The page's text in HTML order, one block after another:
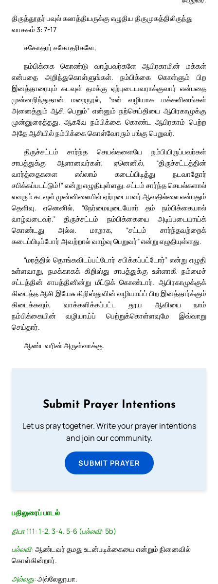
திருத்தூதர் பவுல் கலாத்தியருக்கு எழுதிய திருமுகத்திலிருந்து
வாசகம் 3: 7-17
சகோதரர் சகோதரிகளே,
நம்பிக்கை கொண்டு வாழ்பவர்களே ஆபிரகாமின் மக்கள்
என்பதை அறிந்துகொள்ளுங்கள். நம்பிக்கை கொள்ளும் பிற
இனத்தாரையும் கடவுள் தமக்கு ஏற்புடையவராக்குவார் என்பதை
முன்னறிந்துதான் மறைநூல், “உன் வழியாக மக்களினங்கள்
அனைத்தும் ஆசி பெறும்” என்னும் நற்செய்தியை ஆபிரகாமுக்கு
முன்னுரைத்தது. ஆகவே நம்பிக்கை கொண்ட ஆபிரகாம் பெற்ற
அதே ஆசியில் நம்பிக்கை கொள்வோரும் பங்கு பெறுவர்.
திருச்சட்டம் சார்ந்த செயல்களையே நம்பியிருப்பவர்கள்
சாபத்துக்கு ஆளானவர்கள்; ஏனெனில், “திருச்சட்டத்தின்
வார்த்தைகளை எல்லாம் கடைப்பிடித்து நடவாதோர்
சபிக்கப்படட்டும்!” என்று எழுதியுள்ளது. சட்டம் சார்ந்த செயல்களால்
எவரும் கடவுள் முன்னிலையில் ஏற்புடையவர் ஆவதில்லை என்பதும்
தெளிவு. ஏனெனில், “நேர்மையுடையோர் தம் நம்பிக்கையால்
வாழ்வடைவர்.” திருச்சட்டம் நம்பிக்கையை அடிப்படையாய்க்
கொண்டது அல்ல. மாறாக, “சட்டம் சார்ந்தவற்றைக்
கடைப்பிடிப்போர் அவற்றால் வாழ்வு பெறுவர்” என்று எழுதியுள்ளது.
“மரத்தில் தொங்கவிடப்பட்டோர் சபிக்கப்பட்டோர்” என்று எழுதி
உள்ளவாறு, நமக்காகக் கிறிஸ்து சாபத்துக்கு உள்ளாகி நம்மைச்
சட்டத்தின் சாபத்தினின்று மீட்டுக் கொண்டார். ஆபிரகாமுக்குக்
கிடைத்த ஆசி இயேசு கிறிஸ்துவின் வழியாய்ப் பிற இனத்தார்க்கும்
கிடைக்கவும், வாக்களிக்கப்பட்ட தூய ஆவியை நாம்
நம்பிக்கையின் வழியாய்ப் பெற்றுக்கொள்ளவுமே இவ்வாறு
செய்தார்.
ஆண்டவரின் அருள்வாக்கு.
Submit Prayer Intentions
Let us pray together. Write your prayer intentions
and join our community.
SUBMIT PRAYER
பதிலுரைப் பாடல்
திபா 111: 1-2. 3-4. 5-6 (பல்லவி: 5b)
பல்லவி: ஆண்டவர் தமது உடன்படிக்கையை என்றும் நினைவில்
கொள்கின்றார்.
அல்லது: அல்லேலூயா.